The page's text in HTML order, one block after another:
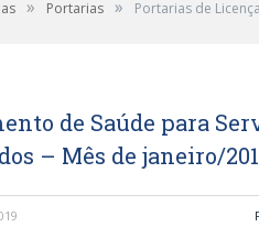
» Portarias » Portarias de
de Saúde para
– Mês de janeiro/